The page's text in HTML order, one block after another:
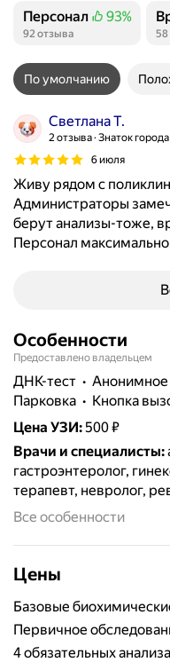
Персонал
Положительных
93%
92 отзыва 58
По умолчанию
Светлана Т.
2 отзыва Знаток
6 июля
Живу рядом с
Администраторы
берут анализы-тоже,
Персонал максимально
Особенности
Предоставлено владельцем
ДНК-тест
парковка
кнопка
Цена УЗИ:500 ₽
Врачи и специалисты:
гастроэнтеролог,
терапевт, невролог,
маммолог, онколог,
Все особенности
Цены
Базовые
4 обязательных анализа